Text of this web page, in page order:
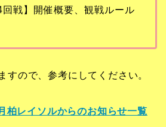
回戦】開催概要、観戦ルール
すので、参考にしてください。
柏レイソルからのお知らせ一覧